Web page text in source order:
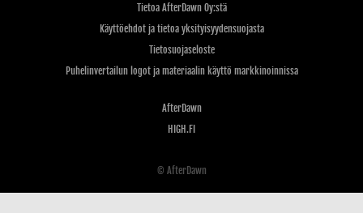
Tietoa AfterDawn Oy:stä
Käyttöehdot ja tietoa yksityisyydensuojasta
Tietosuojaseloste
Puhelinvertailun logot ja materiaalin käyttö markkinoinnissa
AfterDawn
HIGH.FI
© AfterDawn